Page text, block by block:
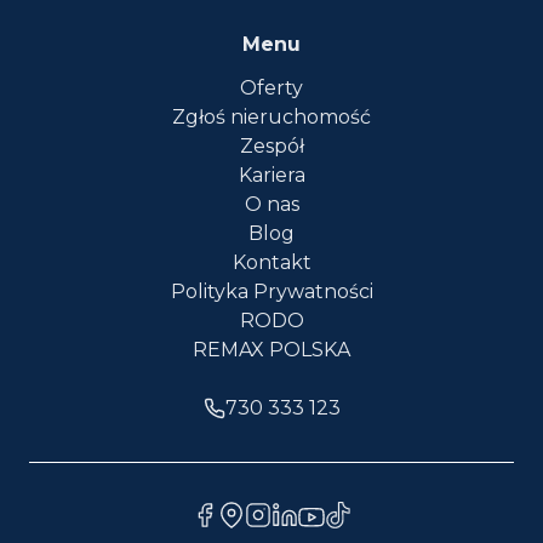
Menu
Oferty
Zgłoś nieruchomość
Zespół
Kariera
O nas
Blog
Kontakt
Polityka Prywatności
RODO
REMAX POLSKA
730 333 123